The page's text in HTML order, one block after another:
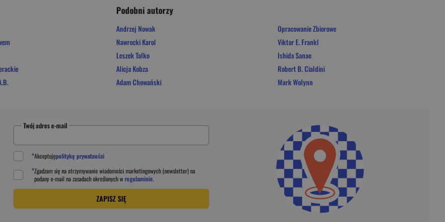
Podobni autorzy
Andrzej Nowak
Nawrocki Karol
Leszek Talko
Alicja Kobza
Adam Chowański
Opracowanie Zbiorowe
Viktor E. Frankl
Ishida Sanae
Robert B. Cialdini
Mark Wolynn
Twój adres e-mail
*Akceptujępolitykę prywatności
*Zgadzam się na otrzymywanie wiadomości marketingowych (newsletter) na
podanye-mail na zasadach określonych wregulaminie.
ZAPISZ SIĘ